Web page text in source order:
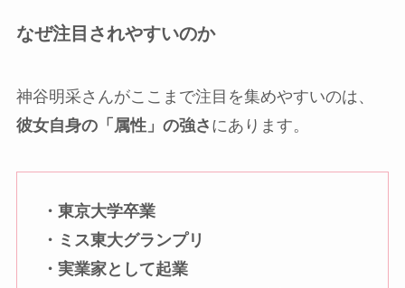
なぜ注目されやすいのか
神谷明采さんがここまで注目を集めやすいのは、
彼女自身の「属性」の強さ にあります。
・東京大学卒業
・ミス東大グランプリ
・実業家として起業